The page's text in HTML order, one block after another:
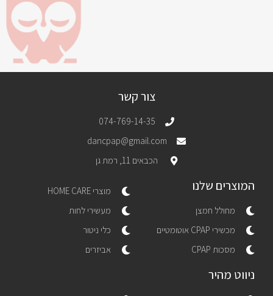
צור קשר
074-769-14-35
dancpap@gmail.com
הכבאים 11, רמת גן
המוצרים שלנו
מחולל חמצן
מכשירי CPAP אוטומטיים
מסכות CPAP
מוצרי HOME CARE
מעשירי לחות
כלי ניטור
אביזרים
ניווט מהיר